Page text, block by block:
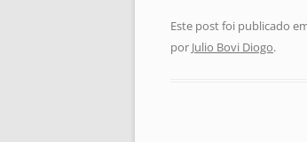
Este post foi publicado
por Julio Bovi Diogo.